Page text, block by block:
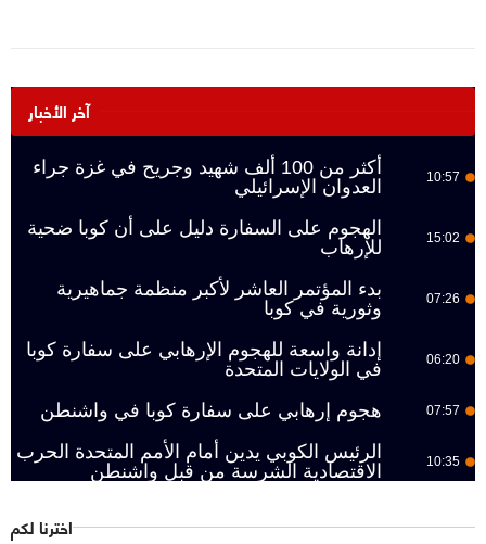
آخر الأخبار
10:57
أكثر من 100 ألف شهيد وجريح في غزة جراء
العدوان الإسرائيلي
15:02
الهجوم على السفارة دليل على أن كوبا ضحية
للإرهاب
07:26
بدء المؤتمر العاشر لأكبر منظمة جماهيرية
وثورية في كوبا
06:20
إدانة واسعة للهجوم الإرهابي على سفارة كوبا
في الولايات المتحدة
07:57 هجوم إرهابي على سفارة كوبا في واشنطن
10:35
الرئيس الكوبي يدين أمام الأمم المتحدة الحرب
الاقتصادية الشرسة من قبل واشنطن
اخترنا لكم